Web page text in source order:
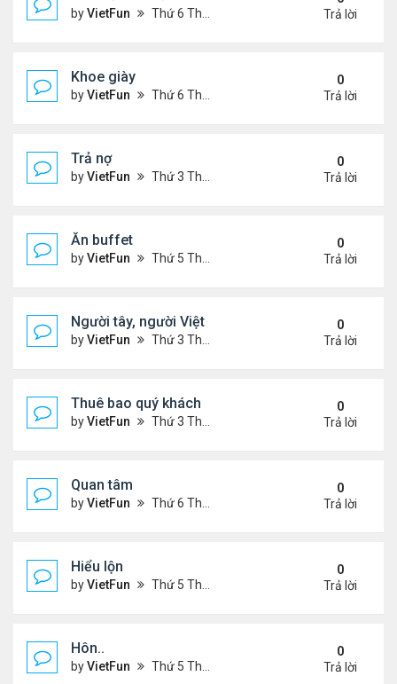
byVietFun Thứ 6 Tháng 1 13, 2023 1:26 pm
Trả lời
Khoe giày
byVietFun Thứ 6 Tháng 1 13, 2023 12:30 pm
0
Trả lời
Trả nợ
byVietFun Thứ 3 Tháng 12 13, 2022 12:44 pm
0
Trả lời
Ăn buffet
byVietFun Thứ 5 Tháng 12 01, 2022 12:22 pm
0
Trả lời
Người tây, người Việt
byVietFun Thứ 3 Tháng 11 22, 2022 1:25 pm
0
Trả lời
Thuê bao quý khách
byVietFun Thứ 3 Tháng 11 22, 2022 12:14 pm
0
Trả lời
Quan tâm
byVietFun Thứ 6 Tháng 8 12, 2022 12:54 pm
0
Trả lời
Hiểu lộn
byVietFun Thứ 5 Tháng 7 14, 2022 5:08 pm
0
Trả lời
Hôn..
byVietFun Thứ 5 Tháng 7 14, 2022 4:59 pm
0
Trả lời